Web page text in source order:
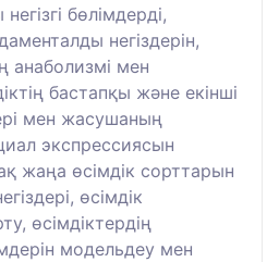
бөлімдерді,
негіздерін,
анаболизмі мен
бастапқы және екінші
мен жасушаның
экспрессиясын
жаңа өсімдік сорттарын
өсімдік
өсімдіктердің
модельдеу мен